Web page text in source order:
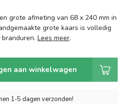
grote afmeting van 68 x 240 mm in
grote kaars is volledig
Lees meer.
aan winkelwagen
1-5 dagen verzonden!